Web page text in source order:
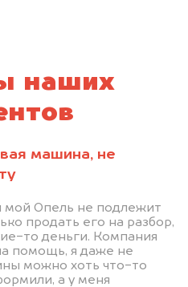
наших
машина, не
мой Опель не подлежит
продать его на разбор,
то деньги. Компания
помощь, я даже не
можно хоть что-то
а у меня